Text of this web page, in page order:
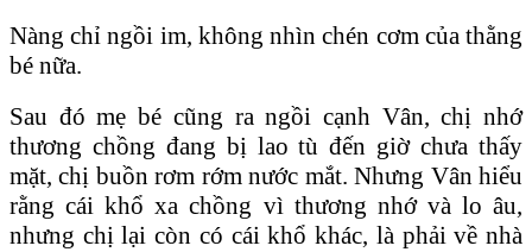
Nàng chỉ ngồi im, không nhìn chén cơm của thằng
bé nữa.
Sau đó mẹ bé cũng ra ngồi cạnh Vân, chị nhớ
thương chồng đang bị lao tù đến giờ chưa thấy
mặt, chị buồn rơm rớm nước mắt. Nhưng Vân hiểu
rằng cái khổ xa chồng vì thương nhớ và lo âu,
nhưng chị lại còn có cái khổ khác, là phải về nhà